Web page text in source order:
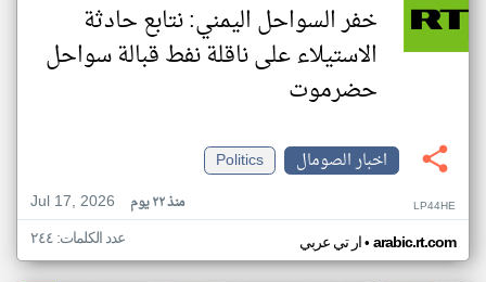
خفر السواحل اليمني: نتابع حادثة
الاستيلاء على ناقلة نفط قبالة سواحل
حضرموت
اخبار الصومال
Politics
Jul 17, 2026
منذ ٢٢ يوم LP44HE
ار تي عربي• arabic.rt.com عدد الكلمات: ٢٤٤